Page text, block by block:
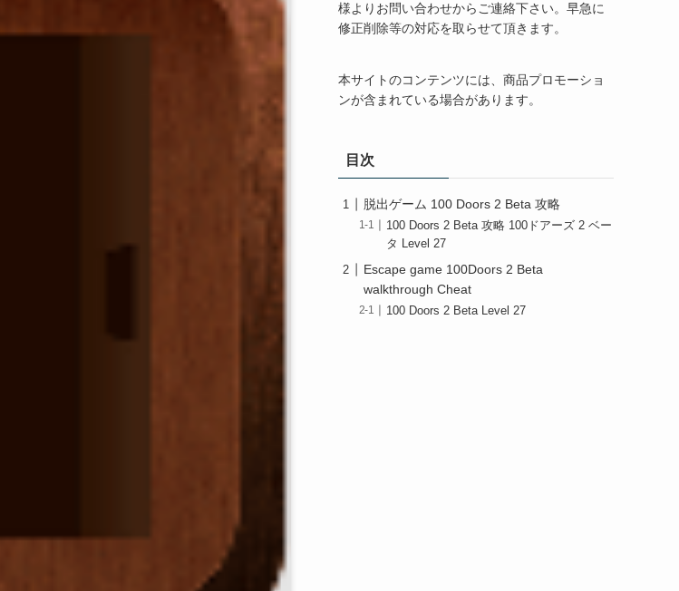
様よりお問い合わせからご連絡下さい。早急に
修正削除等の対応を取らせて頂きます。
本サイトのコンテンツには、商品プロモーショ
ンが含まれている場合があります。
目次
脱出ゲーム 100 Doors 2 Beta 攻略
100 Doors 2 Beta 攻略 100ドアーズ 2 ベー
タ Level 27
Escape game 100Doors 2 Beta
walkthrough Cheat
100 Doors 2 Beta Level 27